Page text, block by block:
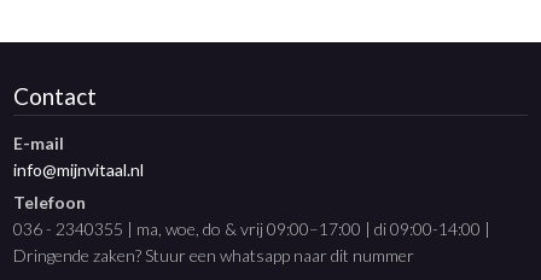
Contact
E-mail
info@mijnvitaal.nl
Telefoon
036 - 2340355 | ma, woe, do & vrij 09:00–17:00 | di 09:00-14:00 |
Dringende zaken? Stuur een whatsapp naar dit nummer